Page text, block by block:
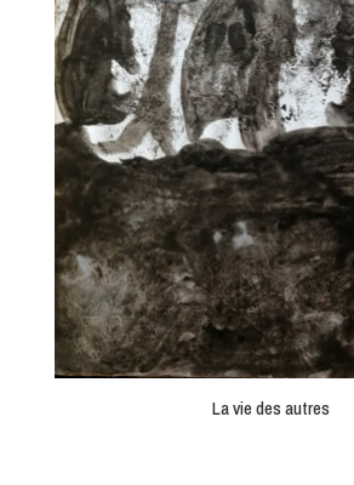
La vie des autres